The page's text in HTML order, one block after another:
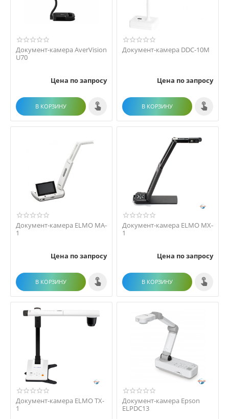
Документ-камера AverVision
U70
Цена по запросу
В КОРЗИНУ
Документ-камера DDC-10M
Цена по запросу
В КОРЗИНУ
Документ-камера ELMO MA-
1
Цена по запросу
В КОРЗИНУ
Документ-камера ELMO MX-
1
Цена по запросу
В КОРЗИНУ
Документ-камера ELMO TX-
1
Документ-камера Epson
ELPDC13